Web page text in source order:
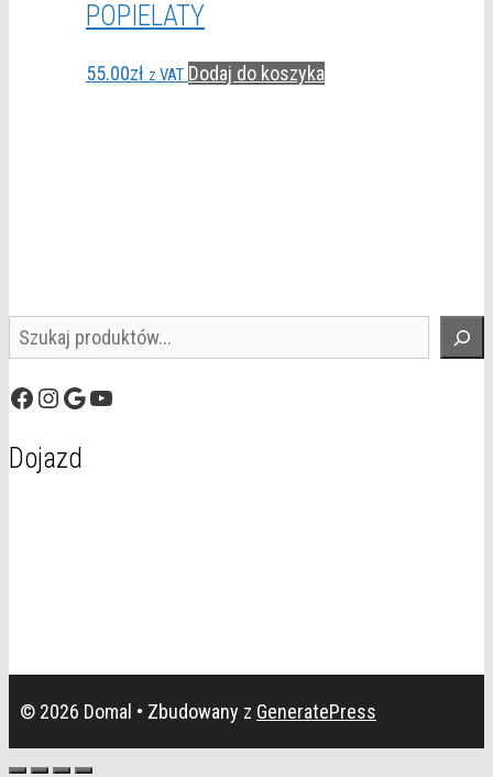
POPIELATY
55.00zł z VAT Dodaj do koszyka
Szukaj
Facebook
Instagram
GoogleYouTube
Dojazd
© 2026 Domal • Zbudowany z GeneratePress